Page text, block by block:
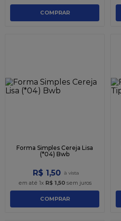
COMPRAR
Forma Simples Cereja Lisa
(*04) Bwb
R$ 1,50
em até 1x R$ 1,50sem juros
COMPRAR